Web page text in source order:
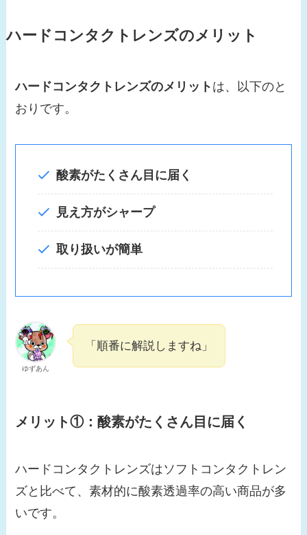
ハードコンタクトレンズのメリット
ハードコンタクトレンズのメリット は、以下のと
おりです。
酸素がたくさん目に届く
見え方がシャープ
取り扱いが簡単
ゆずあん
「順番に解説しますね」
メリット①：酸素がたくさん目に届く
ハードコンタクトレンズはソフトコンタクトレン
ズと比べて、素材的に酸素透過率の高い商品が多
いです。